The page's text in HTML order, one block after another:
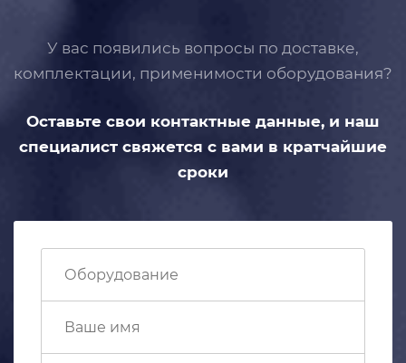
У вас появились вопросы по доставке,
комплектации, применимости оборудования?
Оставьте свои контактные данные, и наш
специалист свяжется с вами в кратчайшие
сроки